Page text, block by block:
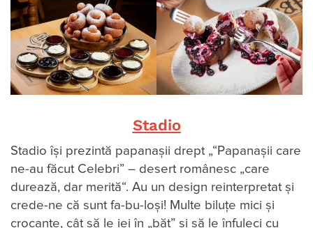
Stadio
Stadio îşi prezintă papanaşii drept „“Papanașii care
ne-au făcut Celebri” – desert românesc „care
durează, dar merită“. Au un design reinterpretat și
crede-ne că sunt fa-bu-loși! Multe biluțe mici și
crocante, cât să le iei în „băț” și să le înfuleci cu